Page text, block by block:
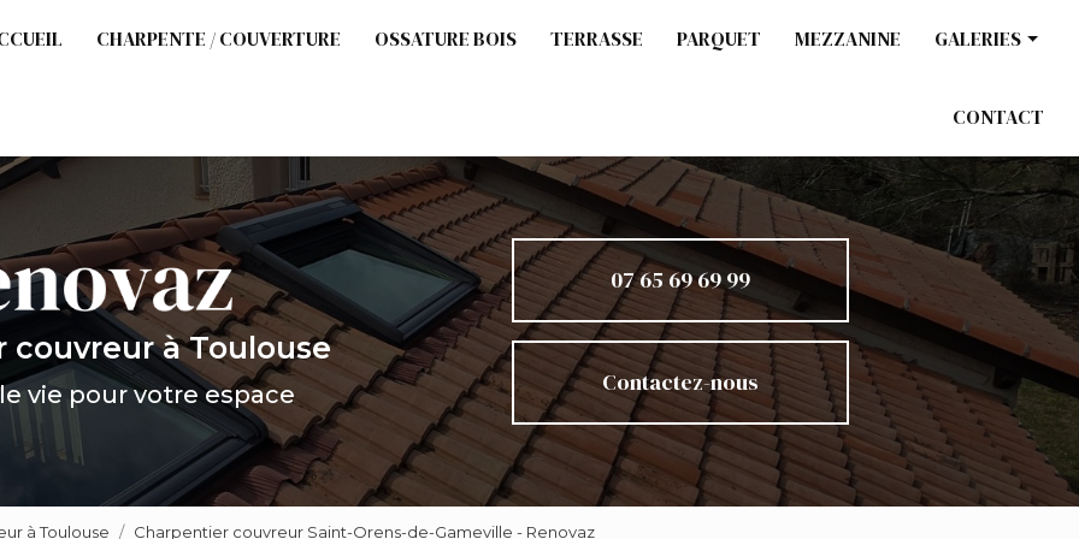
CHARPENTE / COUVERTURE OSSATURE BOIS TERRASSE PARQUET MEZZANINE GALERIES
Terrasse
Parquet
Mezzanine
CONTACT
couvreurà Toulouse
vie pour votre espace
07 65 69 69 99
Contactez-nous
à Toulouse
Charpentier couvreur Saint-Orens-de-Gameville - Renovaz